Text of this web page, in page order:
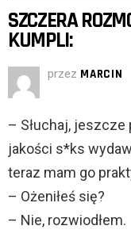
SZCZERA
KUMPLI:
przez MARCIN
– Słuchaj,
jakości s*ks
teraz mam go
– Ożeniłeś się?
– Nie, rozwiodłem.